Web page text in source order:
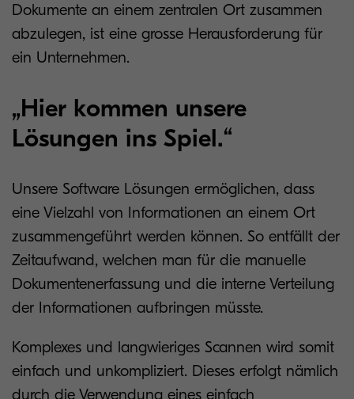
Dokumente an einem zentralen Ort zusammen
abzulegen, ist eine grosse Herausforderung für
ein Unternehmen.
„Hier kommen unsere
Lösungen ins Spiel.“
Unsere Software Lösungen ermöglichen, dass
eine Vielzahl von Informationen an einem Ort
zusammengeführt werden können. So entfällt der
Zeitaufwand, welchen man für die manuelle
Dokumentenerfassung und die interne Verteilung
der Informationen aufbringen müsste.
Komplexes und langwieriges Scannen wird somit
einfach und unkompliziert. Dieses erfolgt nämlich
durch die Verwendung eines einfach